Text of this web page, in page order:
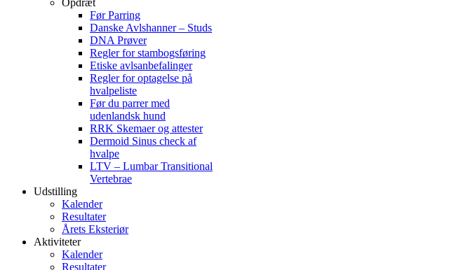
Opdræt
Før Parring
Danske Avlshanner – Studs
DNA Prøver
Regler for stambogsføring
Etiske avlsanbefalinger
Regler for optagelse på
hvalpeliste
Før du parrer med
udenlandsk hund
RRK Skemaer og attester
Dermoid Sinus check af
hvalpe
LTV – Lumbar Transitional
Vertebrae
Udstilling
Kalender
Resultater
Årets Eksteriør
Aktiviteter
Kalender
Resultater